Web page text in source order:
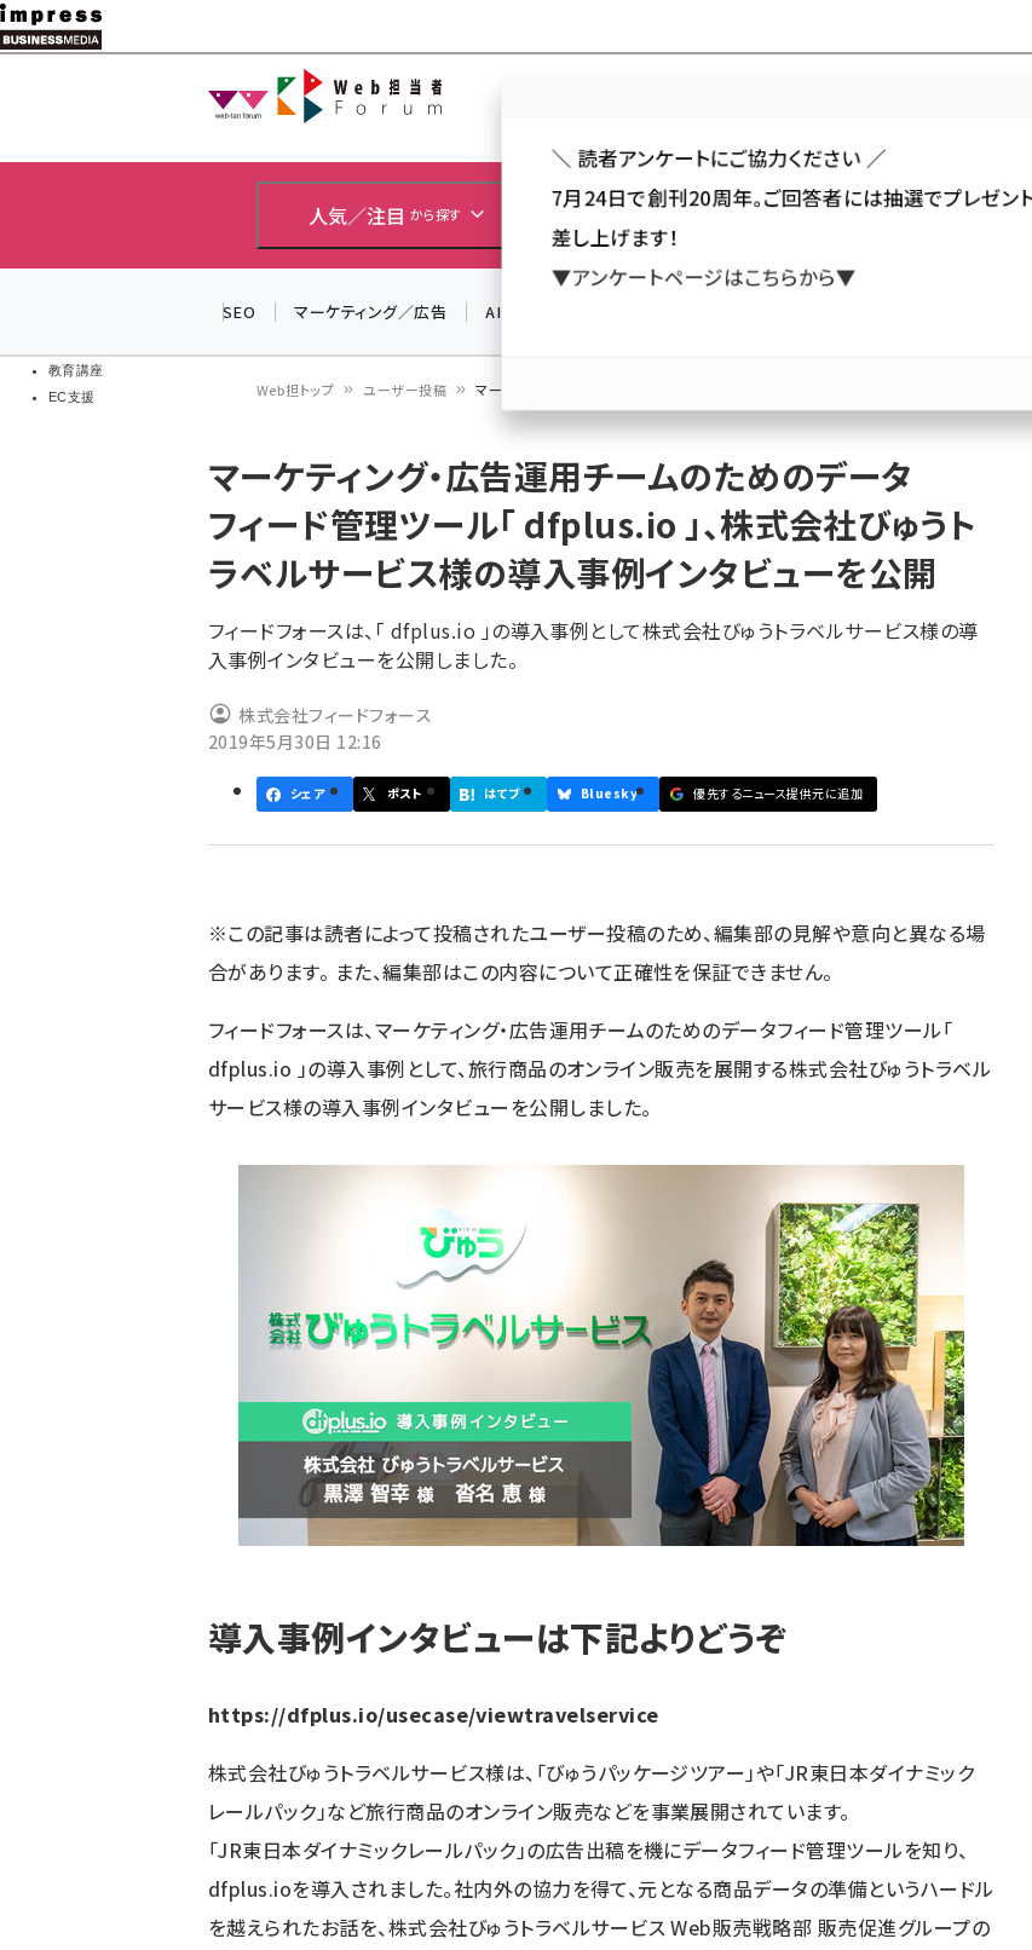
メ
イ
教育講座
EC支援
Web担当者Forum
人気／注目 から探す カテゴリ／種別 から探す セミナー／イベント から
SEO マーケティング／広告 AI
ン
く
ず
Web担トップ ユーザー投稿 マーケティング・広告運用チームのためのデータフィード管理ツール「 dfplus.io 」、株式会社
マーケティング・広告運用チームのためのデータ
フィード管理ツール「 dfplus.io 」、株式会社びゅうト
ラベルサービス様の導入事例インタビューを公開
フィードフォースは、「 dfplus.io 」の導入事例として株式会社びゅうトラベルサービス様の導
入事例インタビューを公開しました。
株式会社フィードフォース
2019年5月30日 12:16
シェア ポスト はてブ Bluesky 優先するニュース提供元に追加
※この記事は読者によって投稿されたユーザー投稿のため、編集部の見解や意向と異なる場
合があります。 また、編集部はこの内容について正確性を保証できません。
フィードフォースは、マーケティング・広告運用チームのためのデータフィード管理ツール「
dfplus.io 」の導入事例として、旅行商品のオンライン販売を展開する株式会社びゅうトラベル
サービス様の導入事例インタビューを公開しました。
導入事例インタビューは下記よりどうぞ
https://dfplus.io/usecase/viewtravelservice
株式会社びゅうトラベルサービス様は、「びゅうパッケージツアー」や「JR東日本ダイナミック
レールパック」など旅行商品のオンライン販売などを事業展開されています。
「JR東日本ダイナミックレールパック」の広告出稿を機にデータフィード管理ツールを知り、
dfplus.ioを導入されました。社内外の協力を得て、元となる商品データの準備というハードル
を越えられたお話を、株式会社びゅうトラベルサービス Web販売戦略部 販売促進グループの
＼ 読者アンケートにご協力ください ／
7月24日で創刊20周年。ご回答者には抽選でプレゼン
差し上げます！
▼アンケートページはこちらから▼